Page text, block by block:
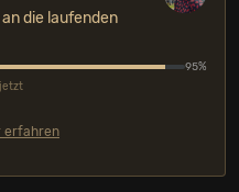
die laufenden
95%
jetzt
erfahren